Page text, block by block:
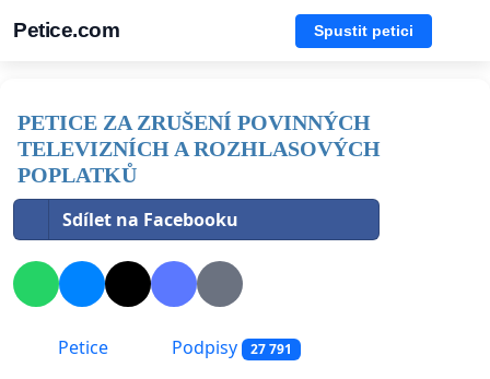
Petice.com Spustit petici
PETICE ZA ZRUŠENÍ POVINNÝCH
TELEVIZNÍCH A ROZHLASOVÝCH
POPLATKŮ
Sdílet na Facebooku
Petice Podpisy 27 791